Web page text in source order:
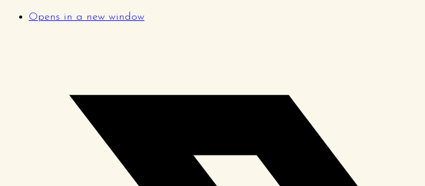
Opens in a new window